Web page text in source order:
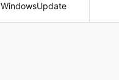
WindowsUpdate